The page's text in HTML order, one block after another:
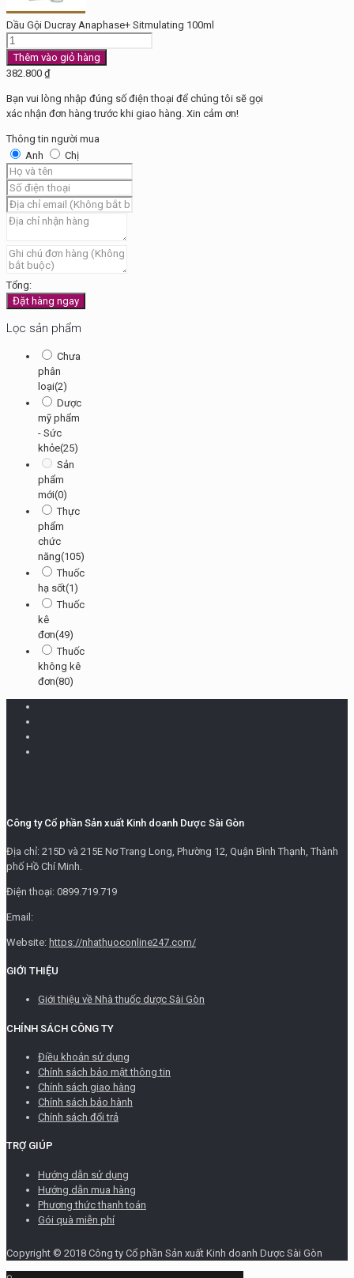
Dầu Gội Ducray Anaphase+ Sitmulating 100ml
Dầu
Gội
Ducray
Sitmulating
100ml
lượng
Thêm vào giỏ hàng
382.800 ₫
Bạn vui lòng nhập đúng số điện thoại để chúng tôi sẽ gọi
xác nhận đơn hàng trước khi giao hàng. Xin cảm ơn!
Thông tin người mua
Anh
Chị
Tổng:
Đặt hàng ngay
Lọc sản phẩm
Chưa
phân
loại(2)
Dược
mỹ phẩm
- Sức
khỏe(25)
Sản
phẩm
mới(0)
Thực
phẩm
chức
năng(105)
Thuốc
hạ sốt(1)
Thuốc
kê
đơn(49)
Thuốc
không kê
đơn(80)
Công ty Cổ phần Sản xuất Kinh doanh Dược Sài Gòn
Địa chỉ: 215D và 215E Nơ Trang Long, Phường 12, Quận Bình Thạnh, Thành
phố Hồ Chí Minh.
Điện thoại: 0899.719.719
Email:
Website: https://nhathuoconline247.com/
GIỚI THIỆU
Giới thiệu về Nhà thuốc dược Sài Gòn
CHÍNH SÁCH CÔNG TY
Điều khoản sử dụng
Chính sách bảo mật thông tin
Chính sách giao hàng
Chính sách bảo hành
Chính sách đổi trả
TRỢ GIÚP
Hướng dẫn sử dụng
Hướng dẫn mua hàng
Phương thức thanh toán
Gói quà miễn phí
Copyright © 2018 Công ty Cổ phần Sản xuất Kinh doanh Dược Sài Gòn